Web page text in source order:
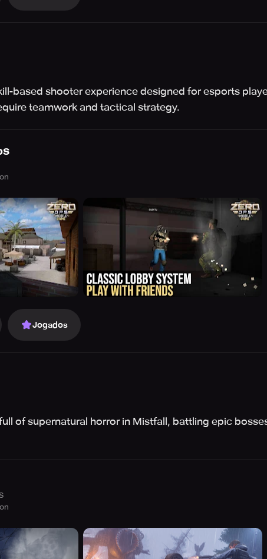
based shooter experience designed for esports
teamwork and tactical strategy.
Jogados
of supernatural horror in Mistfall, battling epic